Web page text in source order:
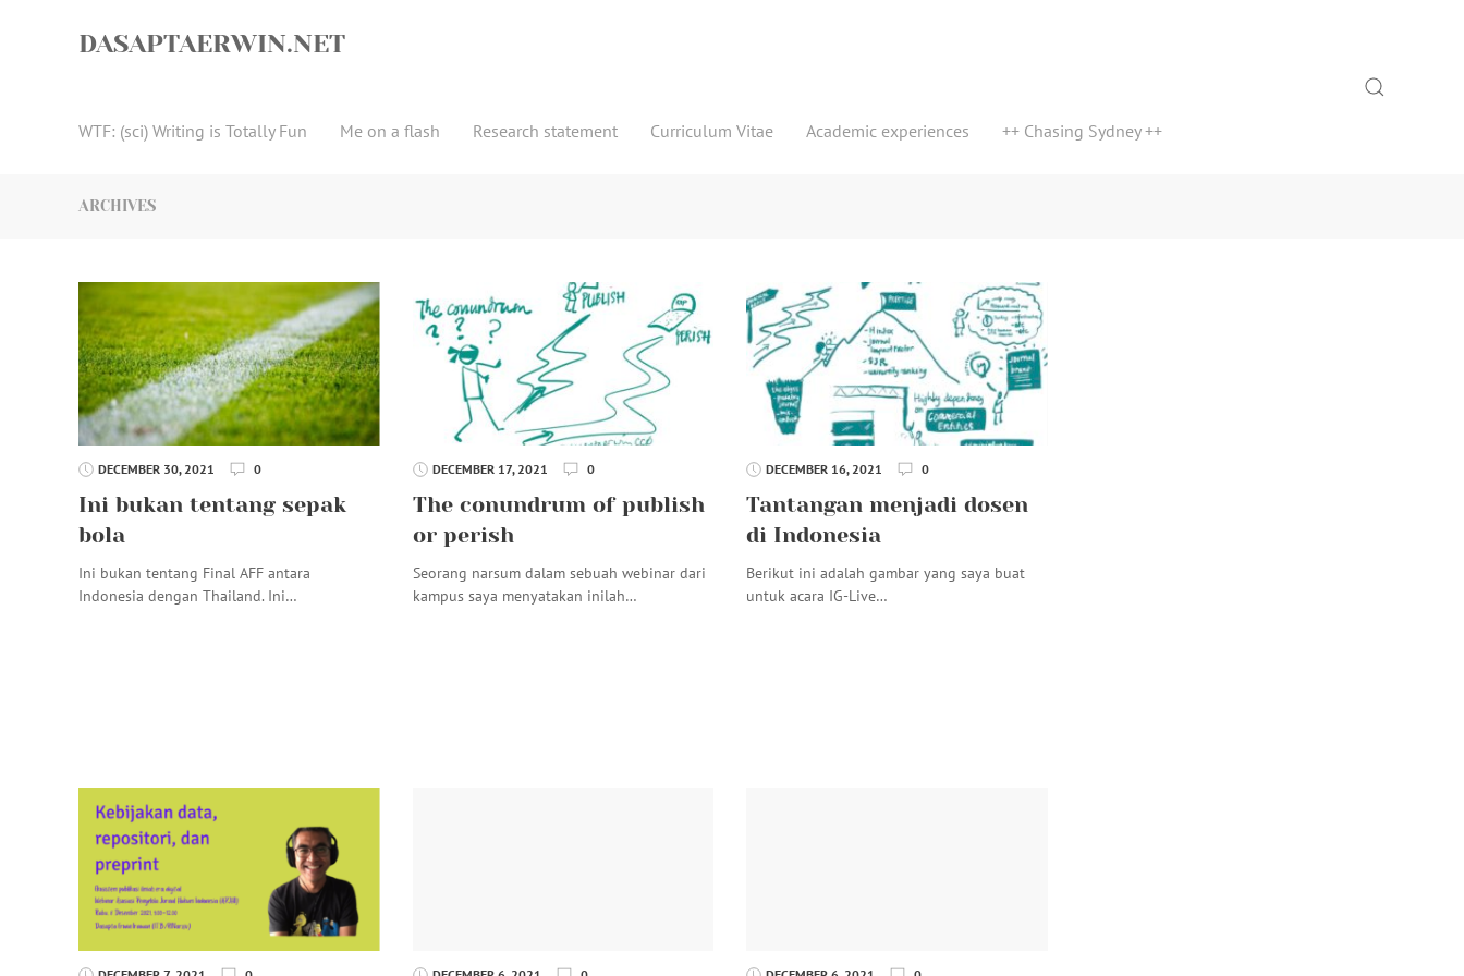
DASAPTAERWIN.NET
WTF: (sci) Writing is Totally Fun Me on a flash Research statement Curriculum Vitae Academic experiences ++ Chasing Sydney ++
Search
ARCHIVES
DECEMBER 30, 2021 0
Ini bukan tentang sepak
bola
Ini bukan tentang Final AFF antara
Indonesia dengan Thailand. Ini…
DECEMBER 17, 2021 0
The conundrum of publish
or perish
Seorang narsum dalam sebuah webinar dari
kampus saya menyatakan inilah…
DECEMBER 16, 2021 0
Tantangan menjadi dosen
di Indonesia
Berikut ini adalah gambar yang saya buat
untuk acara IG-Live…